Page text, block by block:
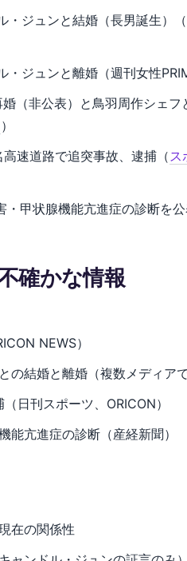
・ジュンと結婚（長男誕生）
・ジュンと離婚（週刊女性
婚（非公表）と鳥羽周作シェフ
）
高速道路で追突事故、逮捕（ス
・甲状腺機能亢進症の診断を
確かな情報
NEWS）
の結婚と離婚（複数メディア
日刊スポーツ、ORICON）
能亢進症の診断（産経新聞）
在の関係性